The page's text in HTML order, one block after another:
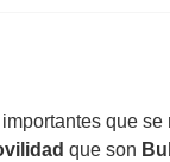
que se
que son